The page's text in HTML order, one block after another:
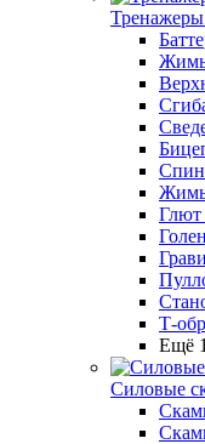
Тренажеры
Жимы
Глют
Т-
Ещё
Силовые